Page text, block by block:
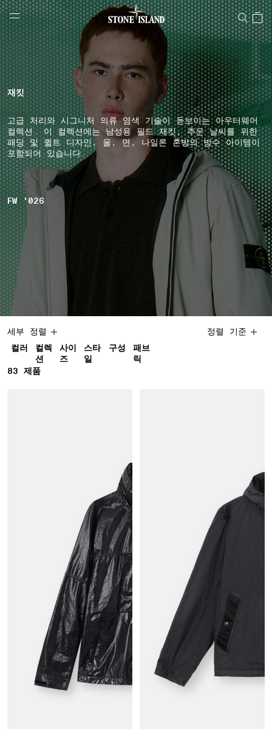
NAVIGATION.ARIA.GOTOMAINCONTENT
LABEL.SHOPPINGCOUNTRY 대한민국
재킷
고급 처리와 시그니처 의류 염색 기술이 돋보이는 아우터웨어
컬렉션. 이 컬렉션에는 남성용 필드 재킷, 추운 날씨를 위한
패딩 및 퀼트 디자인, 울, 면, 나일론 혼방의 방수 아이템이
포함되어 있습니다.
FW '026
세부 정렬
컬러
컬렉
션
사이
즈
스타
일
구성
패브
릭
정렬 기준
83 83 제품
제품